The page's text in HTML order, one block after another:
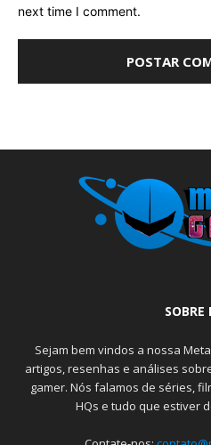
next time I comment.
SOBRE
Sejam bem vindos a nossa
artigos, resenhas e análises
gamer. Nós falamos de séries,
HQs e tudo que estiver